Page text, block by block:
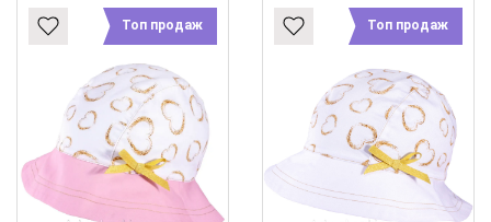
Топ продаж Топ продаж